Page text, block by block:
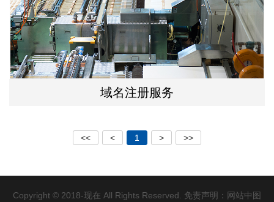
域名注册服务
<< < 1 > >>
Copyright © 2018-现在 All Rights Reserved. 免责声明：网站中图